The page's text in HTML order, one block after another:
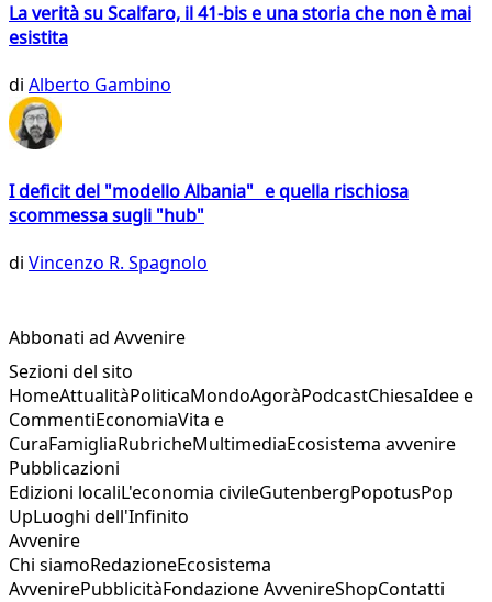
La verità su Scalfaro, il 41-bis e una storia che non è mai
esistita
di Alberto Gambino
I deficit del "modello Albania" e quella rischiosa
scommessa sugli "hub"
di Vincenzo R. Spagnolo
Abbonati ad Avvenire
Sezioni del sito
HomeAttualitàPoliticaMondoAgoràPodcastChiesaIdee e
CommentiEconomiaVita e
CuraFamigliaRubricheMultimediaEcosistema avvenire
Pubblicazioni
Edizioni localiL'economia civileGutenbergPopotusPop
UpLuoghi dell'Infinito
Avvenire
Chi siamoRedazioneEcosistema
AvvenirePubblicitàFondazione AvvenireShopContatti